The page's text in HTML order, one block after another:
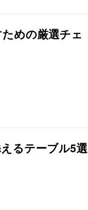
めの厳選チェ
るテーブル5選